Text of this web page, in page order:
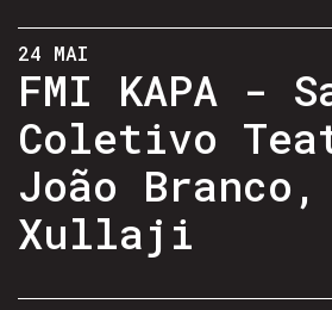
24 MAI
FMI KAPA -
Coletivo
João Branco,
Xullaji